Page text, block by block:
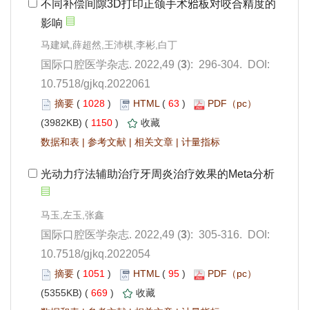
): 296-304. DOI:
10.7518/gjkq.2022061
1028 ) 63 )
1150 )
|
| |
): 305-316. DOI:
10.7518/gjkq.2022054
1051 ) 95 )
669 )